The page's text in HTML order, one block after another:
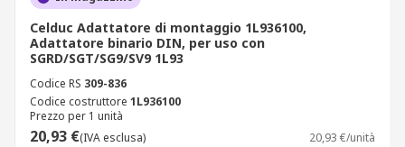
Celduc Adattatore di montaggio 1L936100,
Adattatore binario DIN, per uso con
SGRD/SGT/SG9/SV9 1L93
Codice RS 309-836
Codice costruttore 1L936100
Prezzo per 1 unità
20,93 €(IVA esclusa) 20,93 €/unità